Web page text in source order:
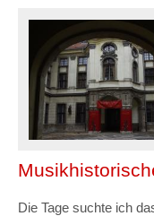
Die Tage suchte ich